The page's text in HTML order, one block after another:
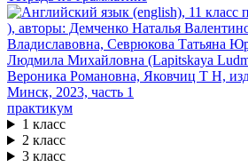
практикум
1 класс
2 класс
3 класс